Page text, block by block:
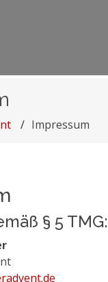
Impressum
§ 5 TMG: